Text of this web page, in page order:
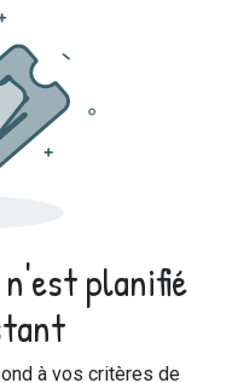
planifié
à vos critères de